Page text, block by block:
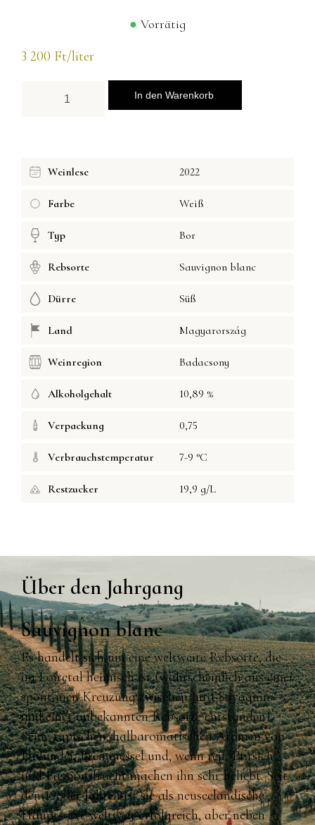
Vorrätig
3 200 Ft/liter
In den Warenkorb
Weinlese 2022
Farbe Weiß
Typ Bor
Rebsorte Sauvignon blanc
Dürre Süß
Land Magyarország
Weinregion Badacsony
Alkoholgehalt 10,89 %
Verpackung 0,75
Verbrauchstemperatur 7-9 °C
Restzucker 19,9 g/L
Über den Jahrgang
Sauvignon blanc
Es handelt sich um eine weltweite Rebsorte, die
im Loiretal heimisch ist (wahrscheinlich aus einer
spontanen Kreuzung zwischen Jura Savagnin
und einer unbekannten Rebsorte entstanden).
Seine typischen, halbaromatischen Aromen von
Holunder, Brennnessel und, wenn reif, Pfirsich
und Passionsfrucht machen ihn sehr beliebt. Seit
den 1980er Jahren ist sie als neuseeländische
Hauptsorte weltweit erfolgreich, aber neben